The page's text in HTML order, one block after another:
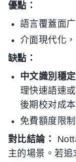
優點：
語言覆蓋面广
介面現代化
缺點：
中文識別穩
理快速語速
後期校对成
免費額度限
對比結論：
主的場景。若